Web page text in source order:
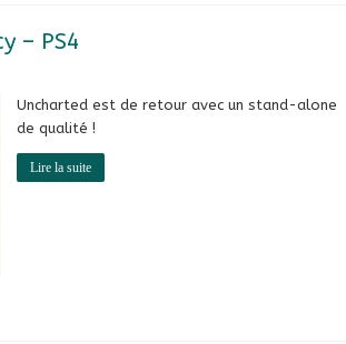
– PS4
Uncharted est de retour avec un stand-alone
de qualité !
Lire la suite